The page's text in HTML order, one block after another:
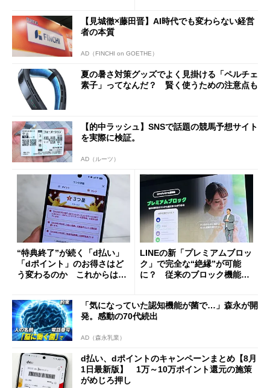
【見城徹×藤田晋】AI時代でも変わらない経営
者の本質
AD（FINCHI on GOETHE）
夏の暑さ対策グッズでよく見掛ける「ペルチェ
素子」ってなんだ？ 賢く使うための注意点も
【的中ラッシュ】SNSで話題の競馬予想サイト
を実際に検証。
AD（ルーツ）
“特典終了”が続く「d払い」
「dポイント」のお得さはど
う変わるのか これからは
LINEの新「プレミアムブロッ
ク」で完全な“絶縁”が可能
に？ 従来のブロック機能と
「気になっていた認知機能が菌で…」森永が開
発。感動の70代続出
AD（森永乳業）
d払い、dポイントのキャンペーンまとめ【8月
1日最新版】 1万～10万ポイント還元の施策
がめじろ押し